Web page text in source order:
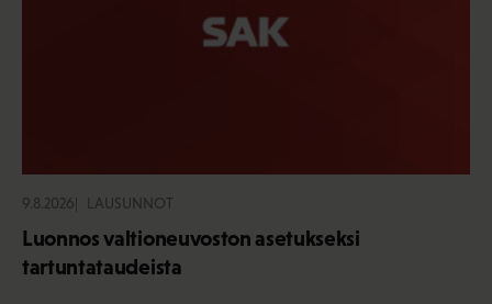
9.8.2026 LAUSUNNOT
Luonnos valtioneuvoston asetukseksi
tartuntataudeista